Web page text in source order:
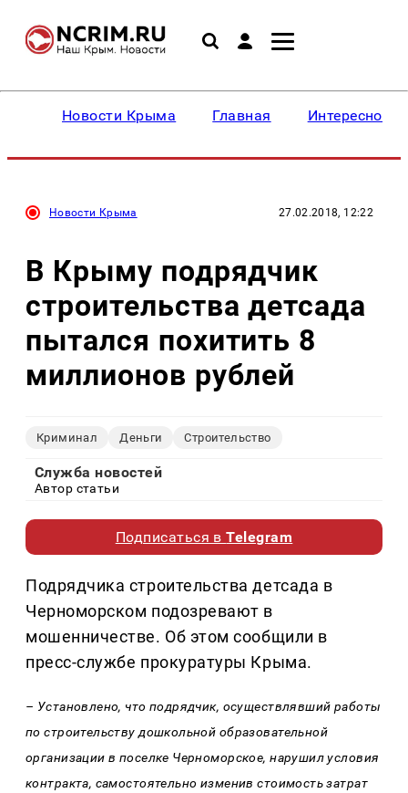
Новости Крыма Главная Интересное
Новости Крыма 27.02.2018, 12:22
В Крыму подрядчик
строительства детсада
пытался похитить 8
миллионов рублей
Криминал Деньги Строительство
Служба новостей
Автор статьи
Подписаться вTelegram
Подрядчика строительства детсада в
Черноморском подозревают в
мошенничестве. Об этом сообщили в
пресс-службе прокуратуры Крыма.
– Установлено, что подрядчик, осуществлявший работы
по строительству дошкольной образовательной
организации в поселке Черноморское, нарушил условия
контракта, самостоятельно изменив стоимость затрат